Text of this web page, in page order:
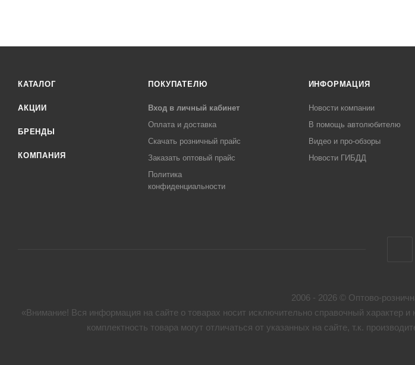
КАТАЛОГ
АКЦИИ
БРЕНДЫ
КОМПАНИЯ
ПОКУПАТЕЛЮ
Вход в личный кабинет
Оплата и доставка
Скачать розничный прайс
Заказать оптовый прайс
Политика
конфиденциальности
ИНФОРМАЦИЯ
Новости компании
В помощь автолюбителю
Видео и про-обзоры
Новости ГИБДД
2006 - 2026 © Оптово-
«Внимание! Вся информация на сайте о товарах носит исключительно справочный характер
комплектность товара могут отличаться от указанных на сайте, т.к.